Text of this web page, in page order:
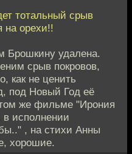
тотальный срыв
на орехи!!
Брошкину удалена.
срыв покровов,
как не ценить
под Новый Год её
же фильме "Ирония
исполнении
, на стихи Анны
хорошие.